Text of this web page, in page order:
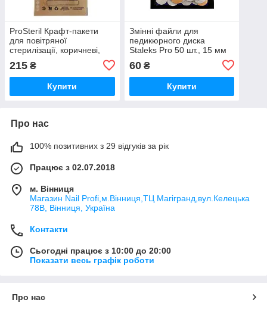
ProSteril Крафт-пакети
для повітряної
стерилізації, коричневі,
215 ₴
Купити
Змінні файли для
педикюрного диска
Staleks Pro 50 шт., 15 мм
60₴
Купити
Про нас
100% позитивних з 29 відгуків за рік
Працює з 02.07.2018
м. Вінниця
Магазин Nail Profi,м.Вінниця,ТЦ Магігранд,вул.Келецька
78В, Вінниця, Україна
Контакти
Сьогодні працює з 10:00 до 20:00
Показати весь графік роботи
Про нас